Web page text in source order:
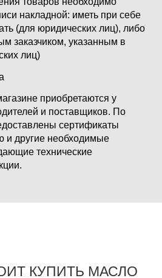
накладной: иметь при себе
(для юридических лиц), либо
заказчиком, указанным в
лиц)
приобретаются у
и поставщиков. По
сертификаты
и другие необходимые
технические
КУПИТЬ МАСЛО